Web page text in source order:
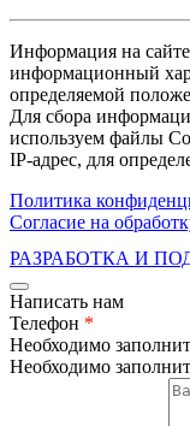
Информация на
информационный
определяемой
Для сбора
используем файлы
IP-адрес, для
Политика
Согласие на
РАЗРАБОТКА И
Написать нам
Телефон *
Необходимо
Необходимо